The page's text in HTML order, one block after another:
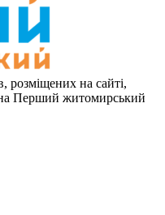
розміщених на сайті,
на Перший житомирський